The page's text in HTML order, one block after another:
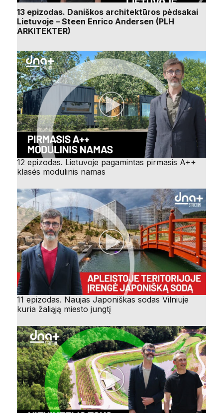
13 epizodas. Daniškos architektūros pėdsakai
Lietuvoje – Steen Enrico Andersen (PLH
ARKITEKTER)
12 epizodas. Lietuvoje pagamintas pirmasis A++
klasės modulinis namas
11 epizodas. Naujas Japoniškas sodas Vilniuje
kuria žaliąją miesto jungtį